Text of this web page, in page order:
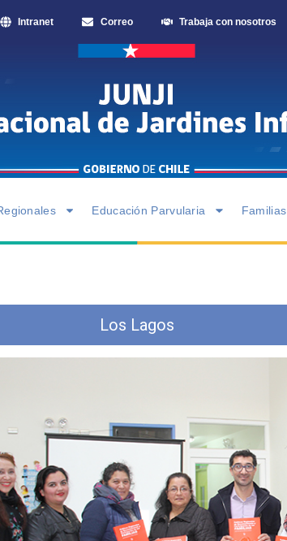
Intranet Correo Trabaja con nosotros
Educación Parvularia Familias
Los Lagos